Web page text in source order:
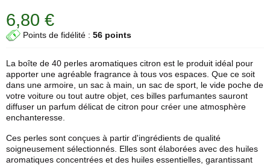
6,80 €
Points de fidélité : 56 points
La boîte de 40 perles aromatiques citron est le produit idéal pour
apporter une agréable fragrance à tous vos espaces. Que ce soit
dans une armoire, un sac à main, un sac de sport, le vide poche de
votre voiture ou tout autre objet, ces billes parfumantes sauront
diffuser un parfum délicat de citron pour créer une atmosphère
enchanteresse.
Ces perles sont conçues à partir d'ingrédients de qualité
soigneusement sélectionnés. Elles sont élaborées avec des huiles
aromatiques concentrées et des huiles essentielles, garantissant